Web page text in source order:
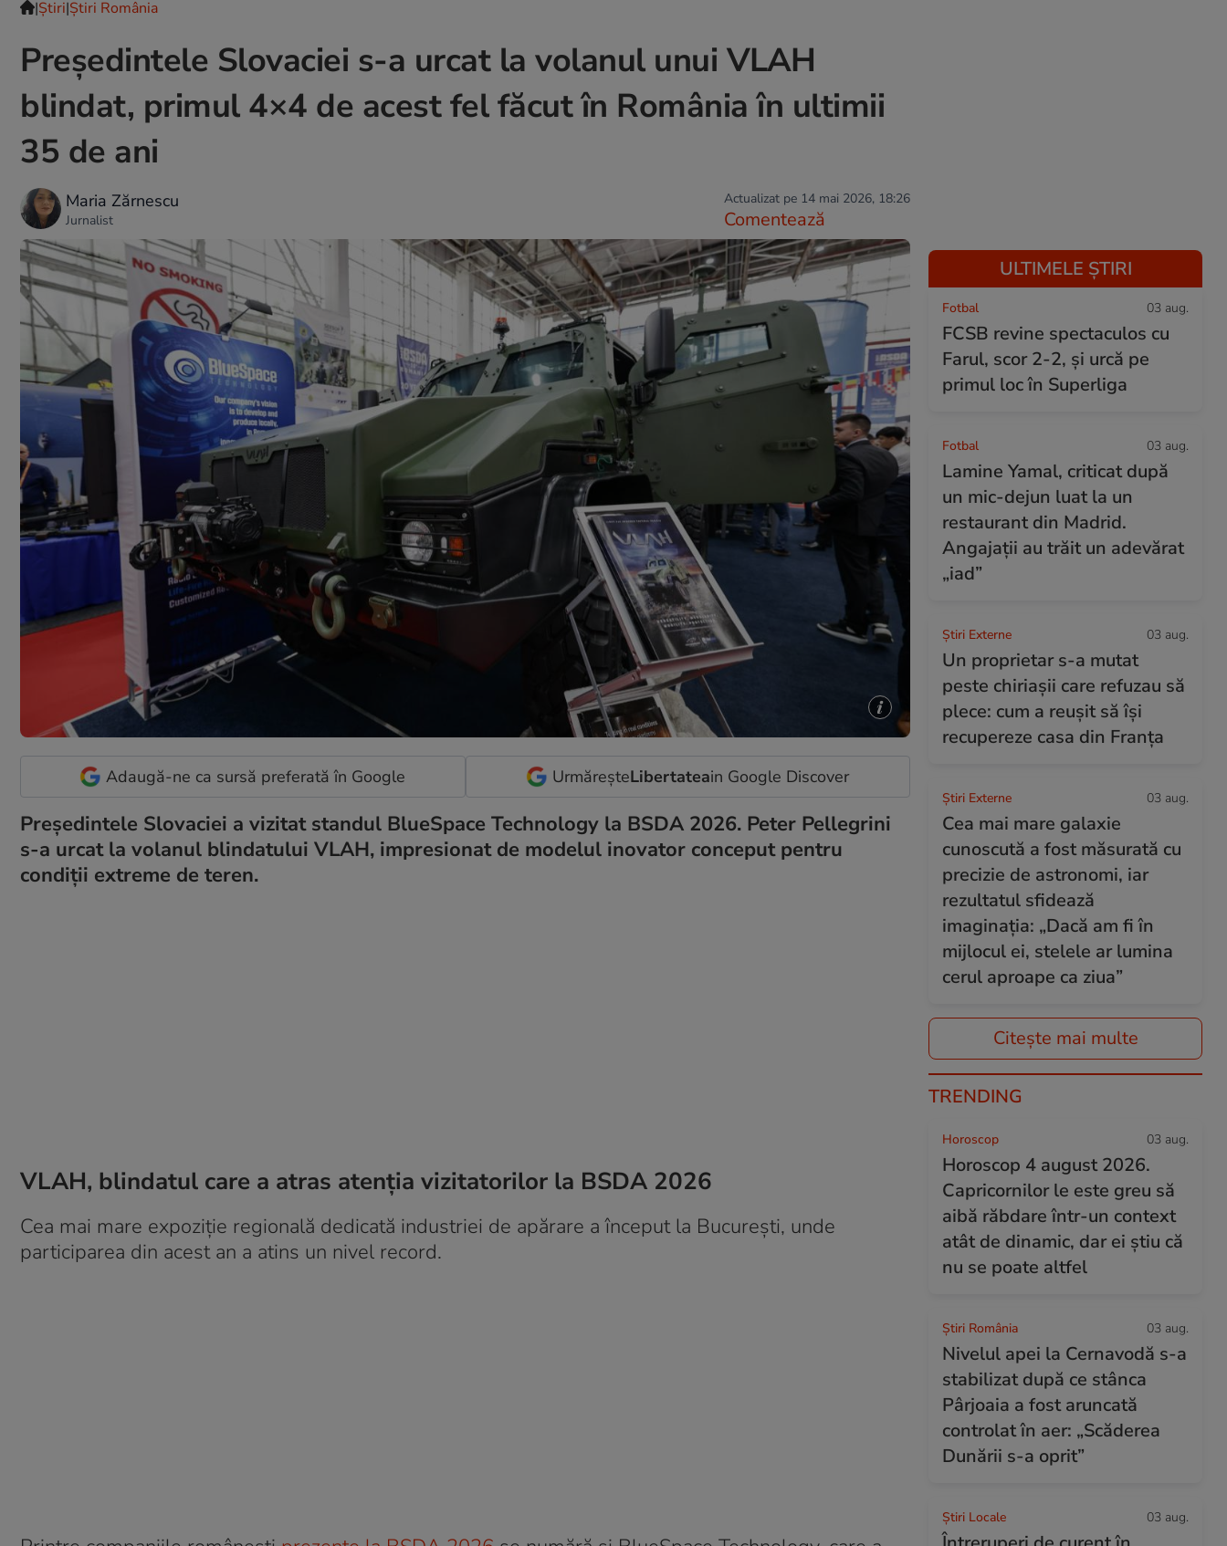
|Ştiri|Știri România
Președintele Slovaciei s-a urcat la volanul unui VLAH
blindat, primul 4×4 de acest fel făcut în România în ultimii
35 de ani
Maria Zărnescu
Jurnalist
Actualizat pe 14 mai 2026, 18:26
Comentează
Adaugă-ne ca sursă preferată în Google UrmăreșteLibertateain Google Discover
Președintele Slovaciei a vizitat standul BlueSpace Technology la BSDA 2026. Peter Pellegrini
s-a urcat la volanul blindatului VLAH, impresionat de modelul inovator conceput pentru
condiții extreme de teren.
VLAH, blindatul care a atras atenția vizitatorilor la BSDA 2026
Cea mai mare expoziție regională dedicată industriei de apărare a început la București, unde
participarea din acest an a atins un nivel record.
ULTIMELE ȘTIRI
Fotbal 03 aug.
FCSB revine spectaculos cu
Farul, scor 2-2, și urcă pe
primul loc în Superliga
Fotbal 03 aug.
Lamine Yamal, criticat după
un mic-dejun luat la un
restaurant din Madrid.
Angajații au trăit un adevărat
„iad”
Știri Externe 03 aug.
Un proprietar s-a mutat
peste chiriașii care refuzau să
plece: cum a reușit să își
recupereze casa din Franța
Știri Externe 03 aug.
Cea mai mare galaxie
cunoscută a fost măsurată cu
precizie de astronomi, iar
rezultatul sfidează
imaginația: „Dacă am fi în
mijlocul ei, stelele ar lumina
cerul aproape ca ziua”
Citește mai multe
TRENDING
Horoscop 03 aug.
Horoscop 4 august 2026.
Capricornilor le este greu să
aibă răbdare într-un context
atât de dinamic, dar ei știu că
nu se poate altfel
Știri România 03 aug.
Nivelul apei la Cernavodă s-a
stabilizat după ce stânca
Pârjoaia a fost aruncată
controlat în aer: „Scăderea
Dunării s-a oprit”
Știri Locale 03 aug.